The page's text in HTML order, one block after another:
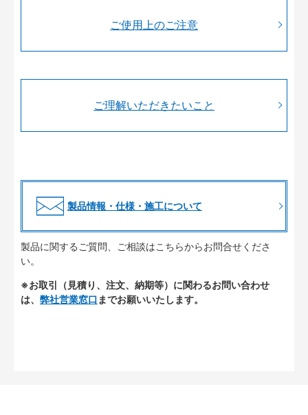
ご使用上のご注意
ご理解いただきたいこと
製品情報・仕様・施工について
製品に関するご質問、ご相談はこちらからお問合せくださ
い。
※お取引（見積り、注文、納期等）に関わるお問い合わせ
は、 弊社営業窓口 までお願いいたします。